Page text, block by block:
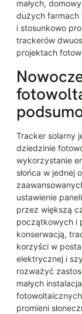
małych,
dużych farmach
i stosunkowo
trackerów
projektach
Tracker solarny
dziedzinie
wykorzystanie
słońca w jednej
ustawienie
przez większą
początkowych i
konserwacją,
korzyści w
elektrycznej i
rozważyć
małych
promieni